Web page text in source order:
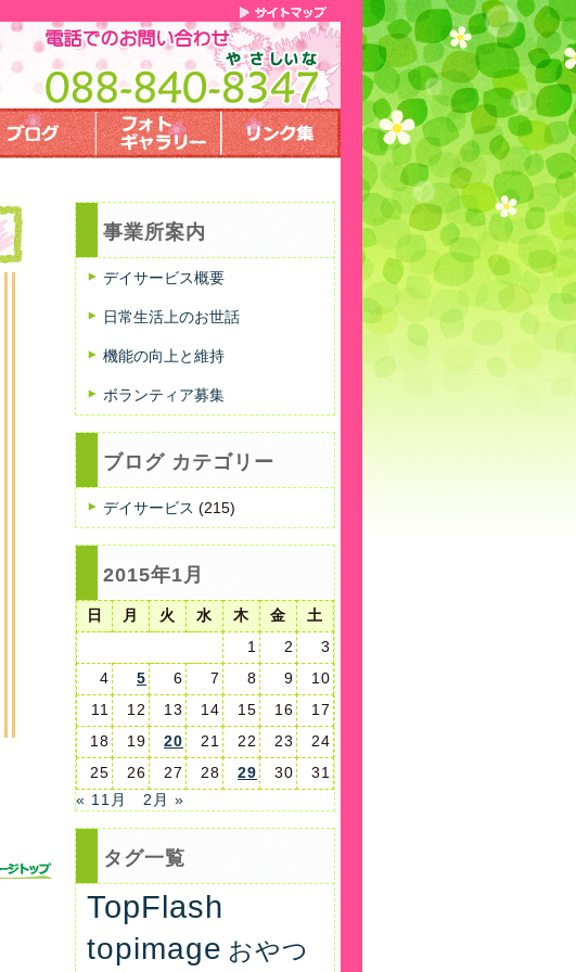
事業所案内
デイサービス概要
日常生活上のお世話
機能の向上と維持
ボランティア募集
ブログ カテゴリー
デイサービス (215)
2015年1月
日 月 火 水 木 金
土
1
2
3
4
5 6 7 8 9
10
11
12 13 14 15 16
17
18
19 20 21 22 23
24
25
26 27 28 29 30
31
« 11月
2月 »
タグ一覧
TopFlash
topimage おやつ